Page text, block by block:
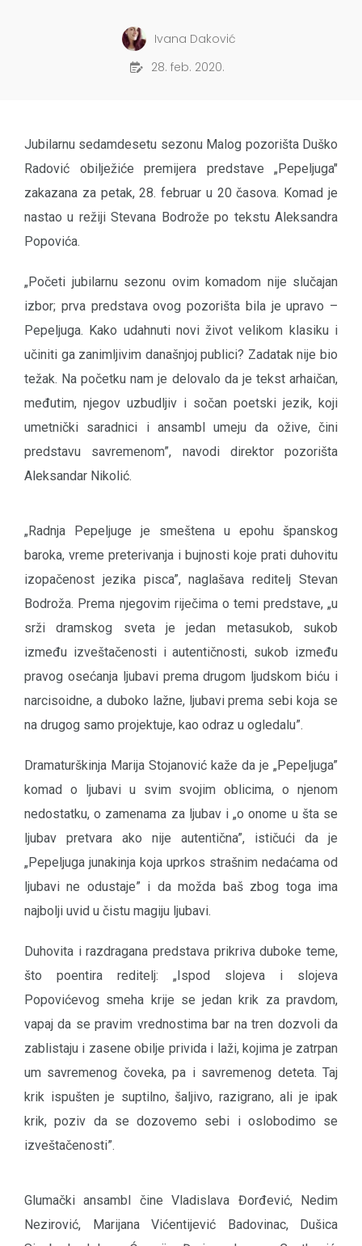
Ivana Daković
28. feb. 2020.
Jubilarnu sedamdesetu sezonu Malog pozorišta Duško
Radović obilježiće premijera predstave „Pepeljuga"
zakazana za petak, 28. februar u 20 časova. Komad je
nastao u režiji Stevana Bodrože po tekstu Aleksandra
Popovića.
„Početi jubilarnu sezonu ovim komadom nije slučajan
izbor; prva predstava ovog pozorišta bila je upravo –
Pepeljuga. Kako udahnuti novi život velikom klasiku i
učiniti ga zanimljivim današnjoj publici? Zadatak nije bio
težak. Na početku nam je delovalo da je tekst arhaičan,
međutim, njegov uzbudljiv i sočan poetski jezik, koji
umetnički saradnici i ansambl umeju da ožive, čini
predstavu savremenom”, navodi direktor pozorišta
Aleksandar Nikolić.
„Radnja Pepeljuge je smeštena u epohu španskog
baroka, vreme preterivanja i bujnosti koje prati duhovitu
izopačenost jezika pisca”, naglašava reditelj Stevan
Bodroža. Prema njegovim riječima o temi predstave, „u
srži dramskog sveta je jedan metasukob, sukob
između izveštačenosti i autentičnosti, sukob između
pravog osećanja ljubavi prema drugom ljudskom biću i
narcisoidne, a duboko lažne, ljubavi prema sebi koja se
na drugog samo projektuje, kao odraz u ogledalu”.
Dramaturškinja Marija Stojanović kaže da je „Pepeljuga”
komad o ljubavi u svim svojim oblicima, o njenom
nedostatku, o zamenama za ljubav i „o onome u šta se
ljubav pretvara ako nije autentična”, ističući da je
„Pepeljuga junakinja koja uprkos strašnim nedaćama od
ljubavi ne odustaje” i da možda baš zbog toga ima
najbolji uvid u čistu magiju ljubavi.
Duhovita i razdragana predstava prikriva duboke teme,
što poentira reditelj: „Ispod slojeva i slojeva
Popovićevog smeha krije se jedan krik za pravdom,
vapaj da se pravim vrednostima bar na tren dozvoli da
zablistaju i zasene obilje privida i laži, kojima je zatrpan
um savremenog čoveka, pa i savremenog deteta. Taj
krik ispušten je suptilno, šaljivo, razigrano, ali je ipak
krik, poziv da se dozovemo sebi i oslobodimo se
izveštačenosti”.
Glumački ansambl čine Vladislava Đorđević, Nedim
Nezirović, Marijana Vićentijević Badovinac, Dušica